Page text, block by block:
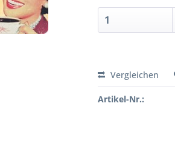
Vergleichen
Artikel-Nr.: